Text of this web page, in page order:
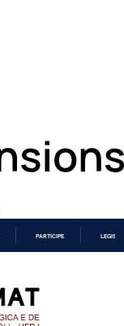
PARTICIPE